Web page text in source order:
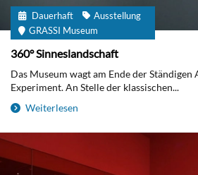
Dauerhaft
Ausstellung
GRASSI Museum
360° Sinneslandschaft
Das Museum wagt am Ende der Ständigen
Experiment. An Stelle der klassischen...
Weiterlesen